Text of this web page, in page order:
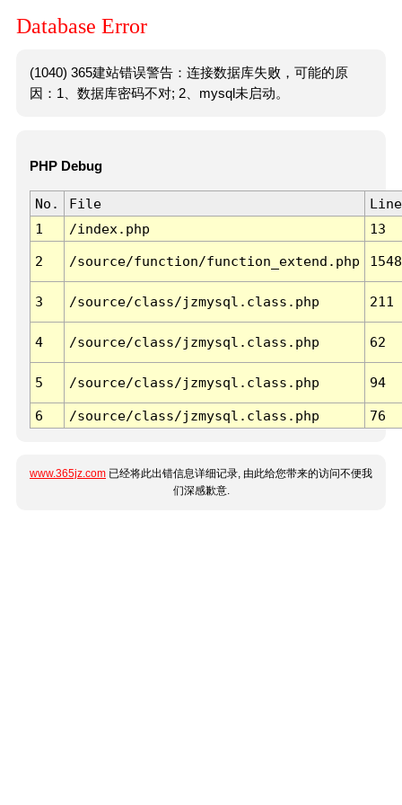
Database Error
(1040) 365建站错误警告：连接数据库失败，可能的原
因：1、数据库密码不对; 2、mysql未启动。
PHP Debug
No. File
Line
1
/index.php 13
2 /source/function/function_extend.php 1548
3 /source/class/jzmysql.class.php 211
4 /source/class/jzmysql.class.php 62
5 /source/class/jzmysql.class.php 94
6 /source/class/jzmysql.class.php 76
www.365jz.com 已经将此出错信息详细记录, 由此给您带来的访问不便我
们深感歉意.